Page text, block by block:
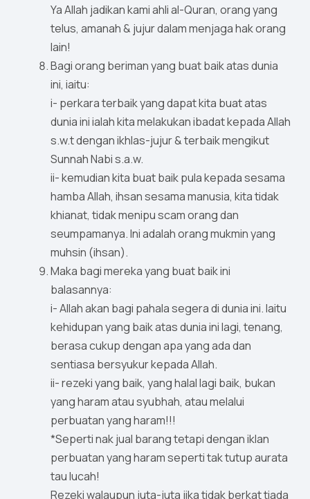
Ya Allah jadikan kami ahli al-Quran, orang yang
telus, amanah & jujur dalam menjaga hak orang
lain!
Bagi orang beriman yang buat baik atas dunia
ini, iaitu:
i- perkara terbaik yang dapat kita buat atas
dunia ini ialah kita melakukan ibadat kepada Allah
s.w.t dengan ikhlas-jujur & terbaik mengikut
Sunnah Nabi s.a.w.
ii- kemudian kita buat baik pula kepada sesama
hamba Allah, ihsan sesama manusia, kita tidak
khianat, tidak menipu scam orang dan
seumpamanya. Ini adalah orang mukmin yang
muhsin (ihsan).
Maka bagi mereka yang buat baik ini
balasannya:
i- Allah akan bagi pahala segera di dunia ini. Iaitu
kehidupan yang baik atas dunia ini lagi, tenang,
berasa cukup dengan apa yang ada dan
sentiasa bersyukur kepada Allah.
ii- rezeki yang baik, yang halal lagi baik, bukan
yang haram atau syubhah, atau melalui
perbuatan yang haram!!!
*Seperti nak jual barang tetapi dengan iklan
perbuatan yang haram seperti tak tutup aurata
tau lucah!
Rezeki walaupun juta-juta jika tidak berkat tiada